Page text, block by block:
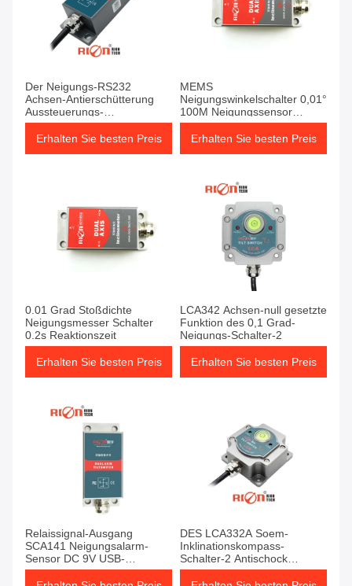
Der Neigungs-RS232
Achsen-Antierschütterung
Aussteuerungs-
Inklinationskompass-des
Schalter-4
Erhalten Sie besten Preis
MEMS
Neigungswinkelschalter 0,01°
100M Neigungssensor
Schalterindikator
Erhalten Sie besten Preis
0.01 Grad Stoßdichte
Neigungsmesser Schalter
0.2s Reaktionszeit
Erhalten Sie besten Preis
LCA342 Achsen-null gesetzte
Funktion des 0,1 Grad-
Neigungs-Schalter-2
Erhalten Sie besten Preis
Relaissignal-Ausgang
SCA141 Neigungsalarm-
Sensor DC 9V USB-
Schaltmodul
DES LCA332A Soem-
Inklinationskompass-
Schalter-2 Antischock
Achsen-Winkel-Warnungs-